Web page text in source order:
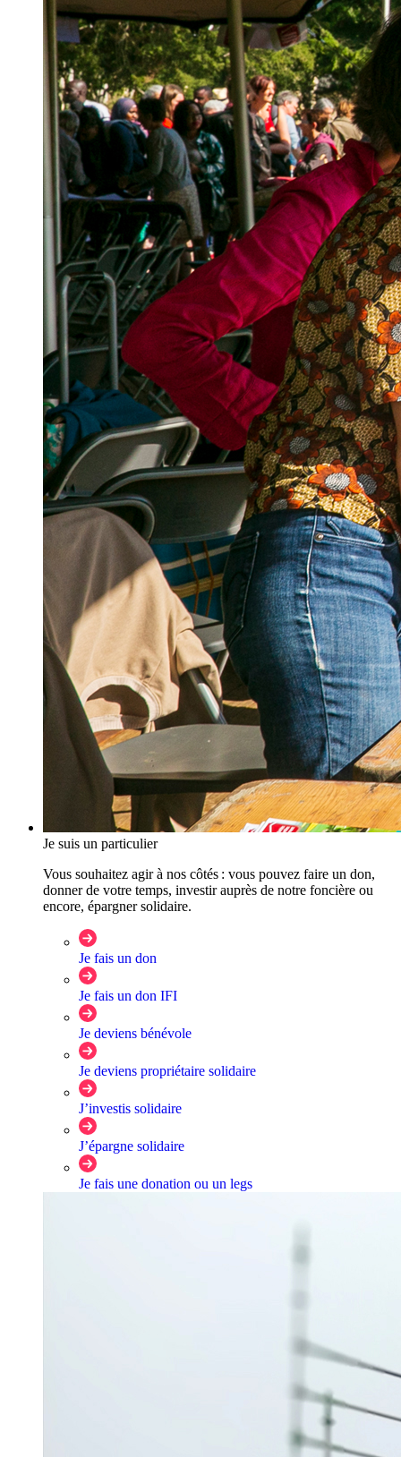
Je suis un particulier
Vous souhaitez agir à nos côtés : vous pouvez faire un don,
donner de votre temps, investir auprès de notre foncière ou
encore, épargner solidaire.
Je fais un don
Je fais un don IFI
Je deviens bénévole
Je deviens propriétaire solidaire
J’investis solidaire
J’épargne solidaire
Je fais une donation ou un legs